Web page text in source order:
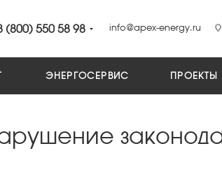
(800) 550 58 98 info@apex-energy.ru
ЭНЕРГОСЕРВИС ПРОЕКТЫ